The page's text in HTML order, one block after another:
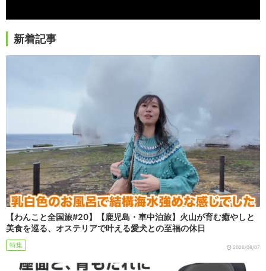
新着記事
【わんこと全国旅#20】【鹿児島・車中泊旅】火山が育む癒やしと
美食を巡る、オステリアで叶える愛犬との至福の休日
特集 2026/08/07